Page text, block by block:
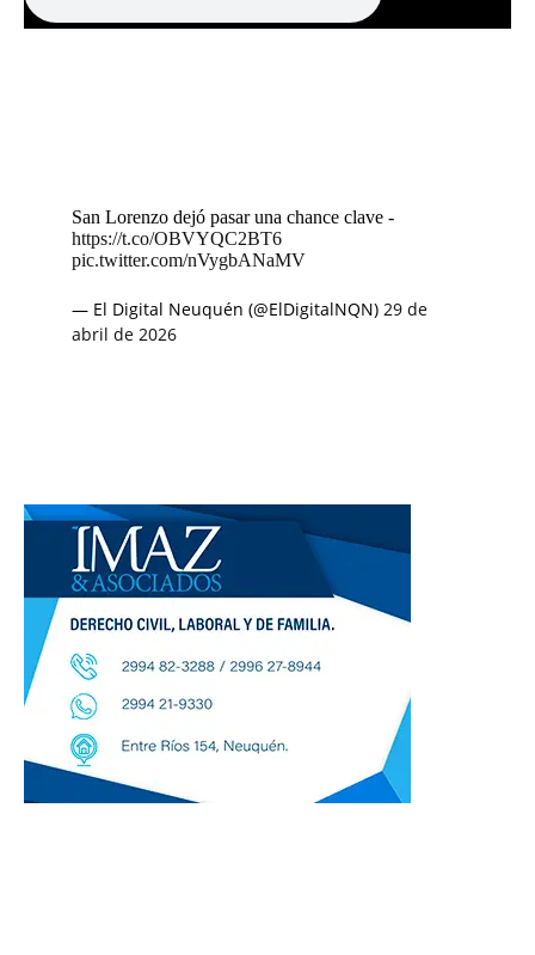
San Lorenzo dejó pasar una chance clave -
https://t.co/OBVYQC2BT6
pic.twitter.com/nVygbANaMV
— El Digital Neuquén (@ElDigitalNQN) 29 de
abril de 2026